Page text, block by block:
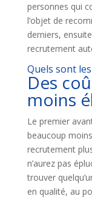
personnes qui
l’objet de
derniers,
recrutement
Quels sont
Des
moins
Le premier
beaucoup
recrutement
n’aurez pas
trouver
en qualité, au